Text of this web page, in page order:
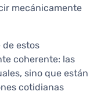
mecánicamente
de estos
coherente: las
sino que están
cotidianas